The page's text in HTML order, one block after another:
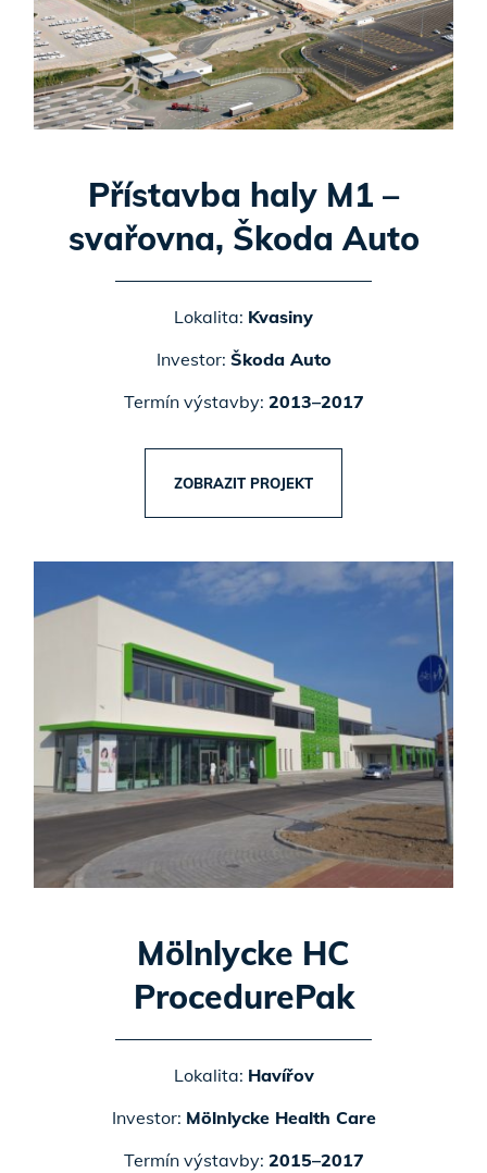
Přístavba haly M1 –
svařovna, Škoda Auto
Lokalita: Kvasiny
Investor: Škoda Auto
Termín výstavby: 2013–2017
ZOBRAZIT PROJEKT
Mölnlycke HC
ProcedurePak
Lokalita: Havířov
Investor: Mölnlycke Health Care
Termín výstavby: 2015–2017